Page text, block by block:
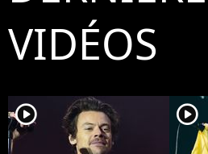
VIDÉOS
player2 player2